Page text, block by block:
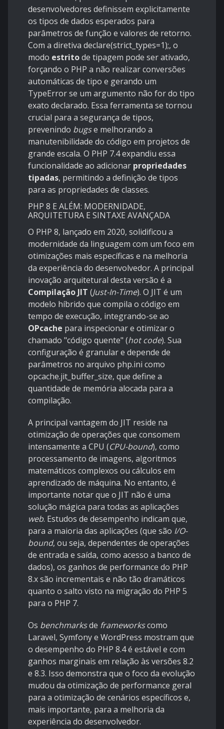
desenvolvedores definissem explicitamente
os tipos de dados esperados para
parâmetros de função e valores de retorno.
Com a diretiva declare(strict_types=1);, o
modo estritode tipagem pode ser ativado,
forçando o PHP a não realizar conversões
automáticas de tipo e gerando um
TypeError se um argumento não for do tipo
exato declarado. Essa ferramenta se tornou
crucial para a segurança de tipos,
prevenindo bugse melhorando a
manutenibilidade do código em projetos de
grande escala. O PHP 7.4 expandiu essa
funcionalidade ao adicionar propriedades
tipadas, permitindo a definição de tipos
para as propriedades de classes.
PHP 8 E ALÉM: MODERNIDADE,
ARQUITETURA E SINTAXE AVANÇADA
O PHP 8, lançado em 2020, solidificou a
modernidade da linguagem com um foco em
otimizações mais específicas e na melhoria
da experiência do desenvolvedor. A principal
inovação arquitetural desta versão é a
Compilação JIT (Just-In-Time). O JIT é um
modelo híbrido que compila o código em
tempo de execução, integrando-se ao
OPcache para inspecionar e otimizar o
chamado "código quente" (hot code). Sua
configuração é granular e depende de
parâmetros no arquivo php.ini como
opcache.jit_buffer_size, que define a
quantidade de memória alocada para a
compilação.
A principal vantagem do JIT reside na
otimização de operações que consomem
intensamente a CPU (CPU-bound), como
processamento de imagens, algoritmos
matemáticos complexos ou cálculos em
aprendizado de máquina. No entanto, é
importante notar que o JIT não é uma
solução mágica para todas as aplicações
web. Estudos de desempenho indicam que,
para a maioria das aplicações (que são I/O-
bound, ou seja, dependentes de operações
de entrada e saída, como acesso a banco de
dados), os ganhos de performance do PHP
8.x são incrementais e não tão dramáticos
quanto o salto visto na migração do PHP 5
para o PHP 7.
Os benchmarksde frameworkscomo
Laravel, Symfony e WordPress mostram que
o desempenho do PHP 8.4 é estável e com
ganhos marginais em relação às versões 8.2
e 8.3. Isso demonstra que o foco da evolução
mudou da otimização de performance geral
para a otimização de cenários específicos e,
mais importante, para a melhoria da
experiência do desenvolvedor.